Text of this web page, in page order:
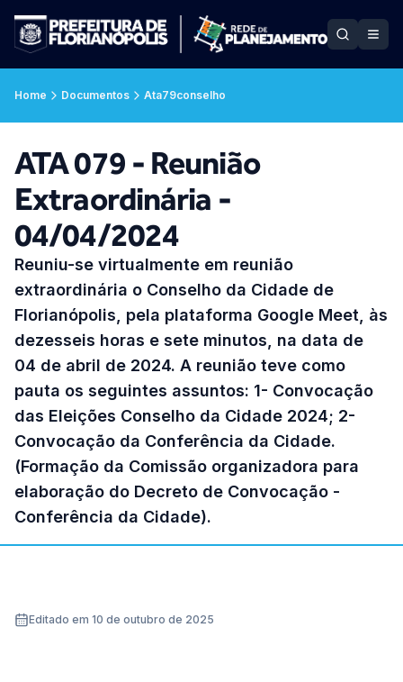
Home Documentos Ata79conselho
ATA 079 - Reunião
Extraordinária -
04/04/2024
Reuniu-se virtualmente em reunião
extraordinária o Conselho da Cidade de
Florianópolis, pela plataforma Google Meet, às
dezesseis horas e sete minutos, na data de
04 de abril de 2024. A reunião teve como
pauta os seguintes assuntos: 1- Convocação
das Eleições Conselho da Cidade 2024; 2-
Convocação da Conferência da Cidade.
(Formação da Comissão organizadora para
elaboração do Decreto de Convocação -
Conferência da Cidade).
Editado em 10 de outubro de 2025